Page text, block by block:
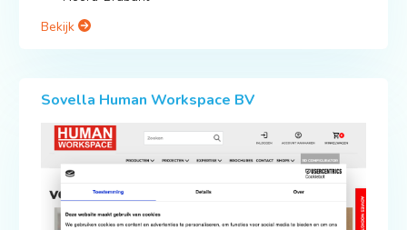
Bekijk
Sovella Human Workspace BV